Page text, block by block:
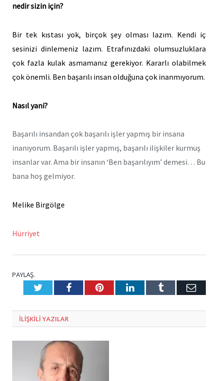
nedir sizin için?
Bir tek kıstası yok, birçok şey olması lazım. Kendi iç
sesinizi dinlemeniz lazım. Etrafınızdaki olumsuzluklara
çok fazla kulak asmamanız gerekiyor. Kararlı olabilmek
çok önemli. Ben başarılı insan olduğuna çok inanmıyorum.
Nasıl yani?
Başarılı insandan çok başarılı işler yapmış bir insana
inanıyorum. Başarılı işler yapmış, başarılı ilişkiler kurmuş
insanlar var. Ama bir insanın ‘Ben başarılıyım’ demesi… Bu
bana hoş gelmiyor.
Melike Birgölge
Hürriyet
PAYLAŞ.
TwitterFacebookPinterestLinkedInTumblr E-
ILIŞKILI YAZILAR